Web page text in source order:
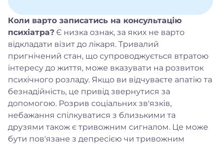
Коли варто записатись на консультацію
психіатра? Є низка ознак, за яких не варто
відкладати візит до лікаря. Тривалий
пригнічений стан, що супроводжується втратою
інтересу до життя, може вказувати на розвиток
психічного розладу. Якщо ви відчуваєте апатію та
безнадійність, це привід звернутися за
допомогою. Розрив соціальних зв'язків,
небажання спілкуватися з близькими та
друзями також є тривожним сигналом. Це може
бути пов'язане з депресією чи тривожним